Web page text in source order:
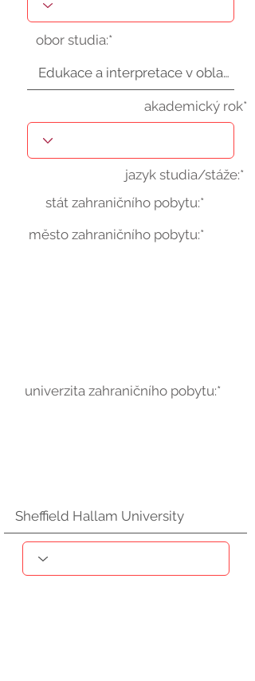
obor studia:*
akademický rok*
jazyk studia/stáže:*
stát zahraničního pobytu:*
město zahraničního pobytu:*
univerzita zahraničního pobytu:*